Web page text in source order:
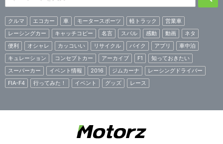
クルマ エコカー 車 モータースポーツ 軽トラック
営業車
レーシングカー
キャッチコピー 名言 スバル 感動 動画
ネタ
便利
オシャレ カッコいい リサイクル バイク アプリ
車中泊
キュレーション
コンセプトカー アーカイブ F1
知っておきたい
スーパーカー
イベント情報 2016 ジムカーナ
レーシングドライバー
FIA-F4
行ってみた！ イベント グッズ レース